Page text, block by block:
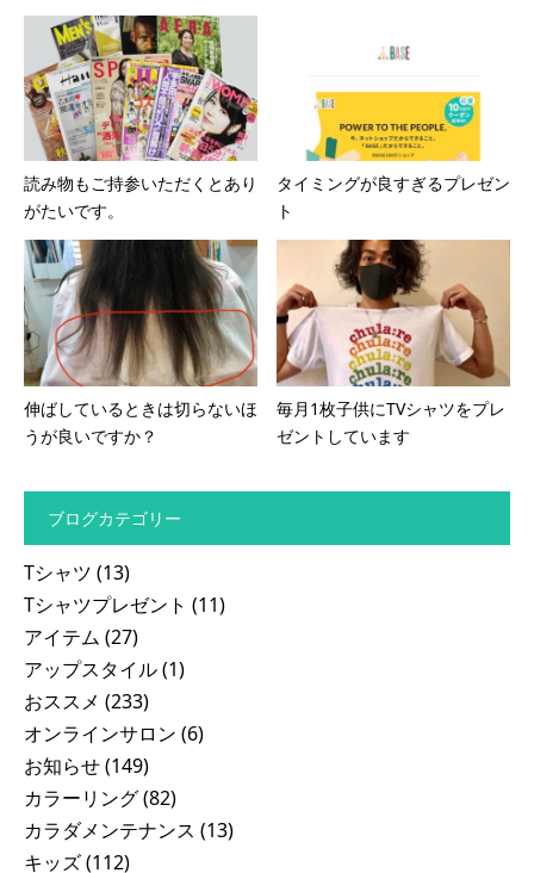
読み物もご持参いただくとあり
がたいです。
タイミングが良すぎるプレゼン
ト
伸ばしているときは切らないほ
うが良いですか？
毎月1枚子供にTVシャツをプレ
ゼントしています
ブログカテゴリー
Tシャツ (13)
Tシャツプレゼント (11)
アイテム (27)
アップスタイル(1)
おススメ (233)
オンラインサロン (6)
お知らせ(149)
カラーリング(82)
カラダメンテナンス (13)
キッズ(112)